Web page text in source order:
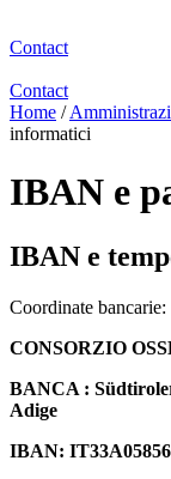
Contact
Contact
Home /
informatici
IBAN e
IBAN e
Coordinate bancarie:
CONSORZIO
BANCA :
Adige
IBAN: